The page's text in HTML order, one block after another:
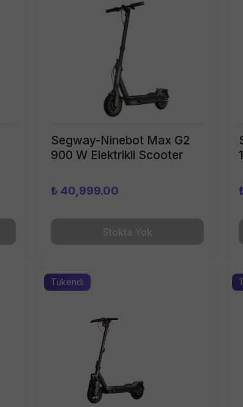
Segway-Ninebot Max G2
900 W Elektrikli Scooter
₺ 40,999.00
Stokta Yok
Tükendi